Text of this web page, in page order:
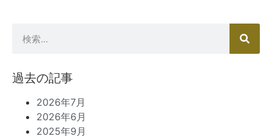
過去の記事
2026年7月
2026年6月
2025年9月